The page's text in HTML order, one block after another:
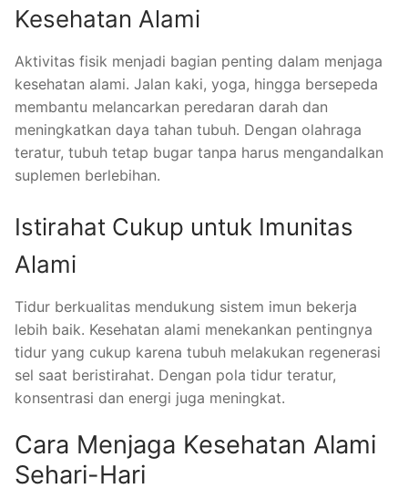
Kesehatan Alami
Aktivitas fisik menjadi bagian penting dalam menjaga
kesehatan alami. Jalan kaki, yoga, hingga bersepeda
membantu melancarkan peredaran darah dan
meningkatkan daya tahan tubuh. Dengan olahraga
teratur, tubuh tetap bugar tanpa harus mengandalkan
suplemen berlebihan.
Istirahat Cukup untuk Imunitas
Alami
Tidur berkualitas mendukung sistem imun bekerja
lebih baik. Kesehatan alami menekankan pentingnya
tidur yang cukup karena tubuh melakukan regenerasi
sel saat beristirahat. Dengan pola tidur teratur,
konsentrasi dan energi juga meningkat.
Cara Menjaga Kesehatan Alami
Sehari-Hari